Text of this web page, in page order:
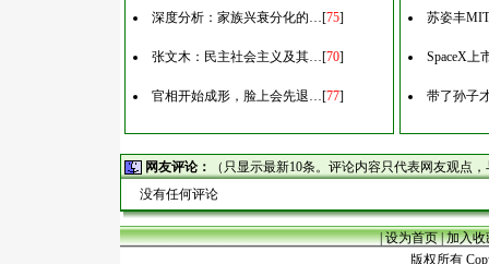
深度分析：家族兴衰分化的…[75]
张文木：民主社会主义及其…[70]
官相开始成形，脸上会先退…[77]
苏姿丰
SpaceX
带了孙子
网友评论：
（只显示最新10条。评论内容只代表网友观点
没有任何评论
|设为首页|加入收
版权所有